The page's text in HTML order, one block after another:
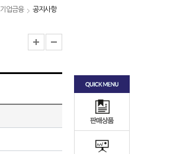
기업금융 공지사항